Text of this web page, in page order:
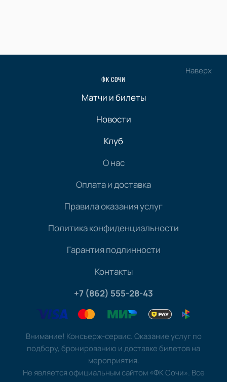
Наверх
ФК СОЧИ
Матчи и билеты
Новости
Клуб
О нас
Оплата и доставка
Правила оказания услуг
Политика конфиденциальности
Гарантия подлинности
Контакты
+7 (862) 555-28-43
Внимание! Консьерж-сервис. Оказание услуг по
подбору, бронированию и доставке билетов на
мероприятия.
Не является официальным сайтом «ФК Сочи». Все